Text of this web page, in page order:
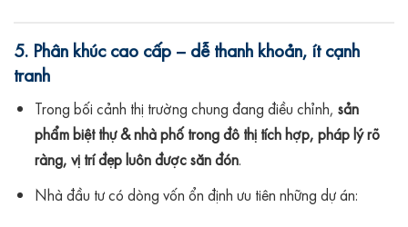
5. Phân khúc cao cấp – dễ thanh khoản, ít cạnh
tranh
Trong bối cảnh thị trường chung đang điều chỉnh, sản
phẩm biệt thự & nhà phố trong đô thị tích hợp, pháp lý rõ
ràng, vị trí đẹp luôn được săn đón.
Nhà đầu tư có dòng vốn ổn định ưu tiên những dự án: